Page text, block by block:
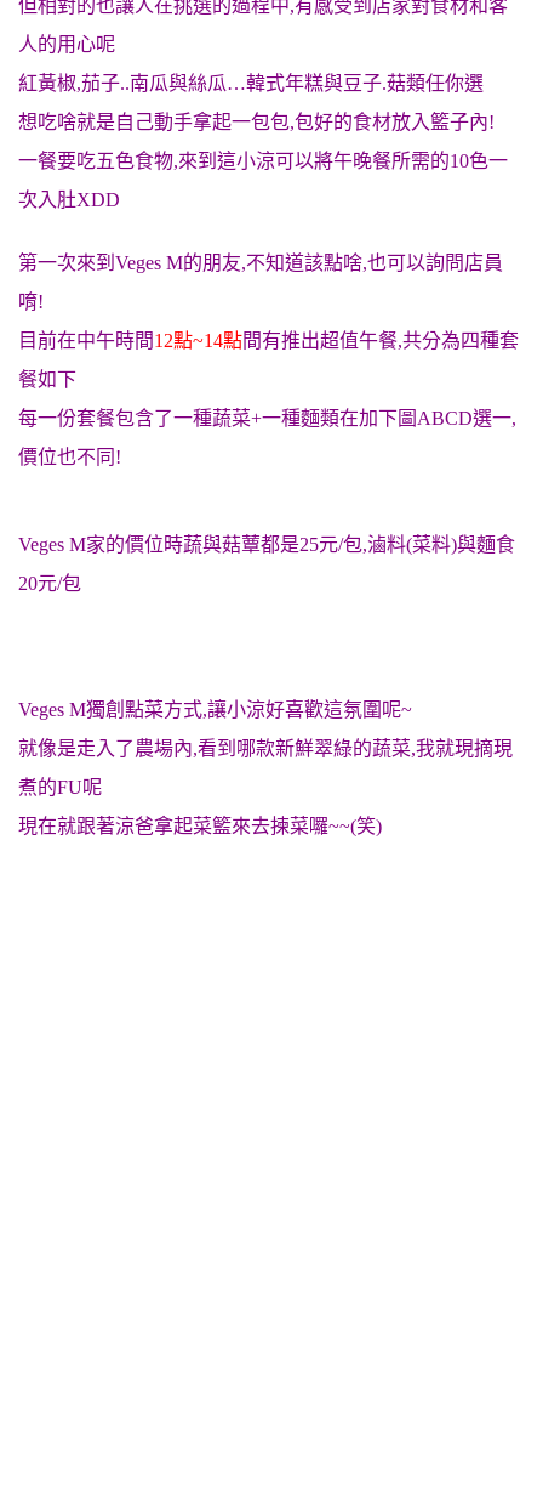
但相對的也讓人在挑選的過程中,有感受到店家對食材和客
人的用心呢
紅黃椒,茄子..南瓜與絲瓜…韓式年糕與豆子.菇類任你選
想吃啥就是自己動手拿起一包包,包好的食材放入籃子內!
一餐要吃五色食物,來到這小涼可以將午晚餐所需的10色一
次入肚XDD
第一次來到Veges M的朋友,不知道該點啥,也可以詢問店員
唷!
目前在中午時間12點~14點間有推出超值午餐,共分為四種套
餐如下
每一份套餐包含了一種蔬菜+一種麵類在加下圖ABCD選一,
價位也不同!
Veges M家的價位時蔬與菇蕈都是25元/包,滷料(菜料)與麵食
20元/包
Veges M獨創點菜方式,讓小涼好喜歡這氛圍呢~
就像是走入了農場內,看到哪款新鮮翠綠的蔬菜,我就現摘現
煮的FU呢
現在就跟著涼爸拿起菜籃來去揀菜囉~~(笑)